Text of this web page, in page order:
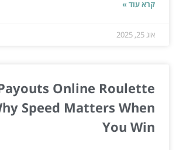
קרא עוד »
אוג 25, 2025
Online Roulette
Speed Matters When
You Win